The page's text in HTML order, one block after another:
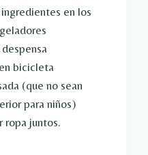
en los
bicicleta
(que no sean
para niños)
ropa juntos.